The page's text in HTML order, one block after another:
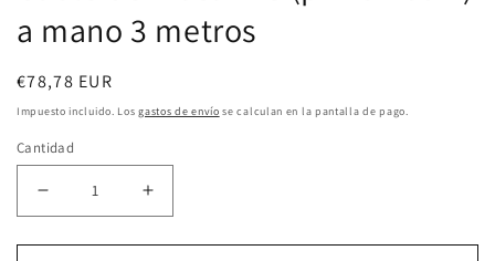
ventana
modal
a mano 3 metros
Precio
habitual
€78,78 EUR
Impuesto incluido. Losgastos de envío se calculan en la pantalla de pago.
Cantidad
cantidad
cantidad